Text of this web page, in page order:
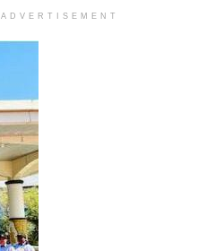
ADVERTISEMENT